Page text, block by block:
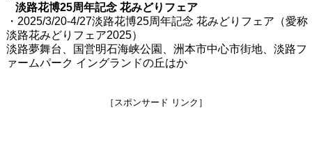
淡路花博25周年記念 花みどりフェア
・2025/3/20-4/27淡路花博25周年記念 花みどりフェア（愛称
淡路花みどりフェア2025）
淡路夢舞台、国営明石海峡公園、洲本市中心市街地、淡路フ
ァームパーク イングランドの丘はか
［スポンサード リンク］